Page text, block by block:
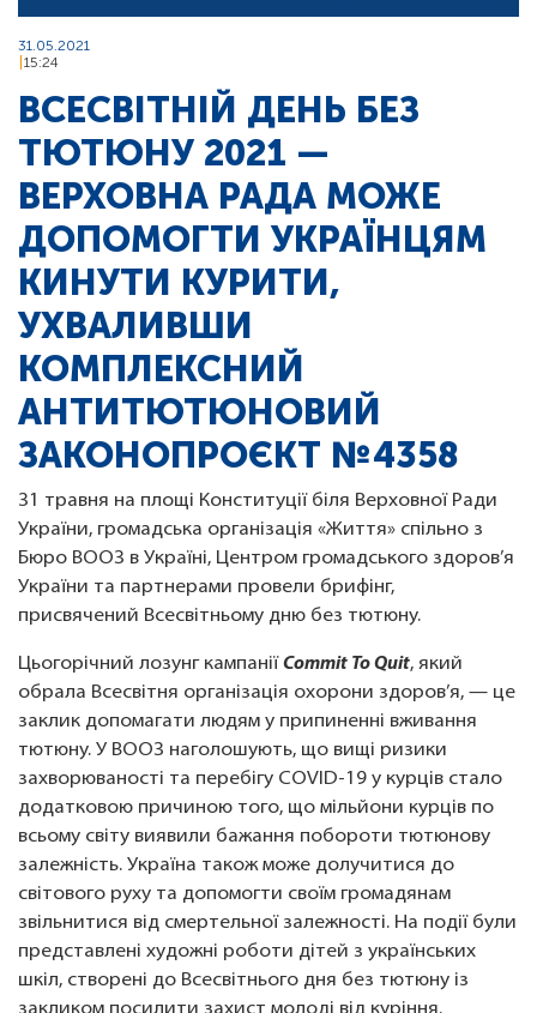
31.05.2021
15:24
ВСЕСВІТНІЙ ДЕНЬ БЕЗ
ТЮТЮНУ 2021 —
ВЕРХОВНА РАДА МОЖЕ
ДОПОМОГТИ УКРАЇНЦЯМ
КИНУТИ КУРИТИ,
УХВАЛИВШИ
КОМПЛЕКСНИЙ
АНТИТЮТЮНОВИЙ
ЗАКОНОПРОЄКТ № 4358
31 травня на площі Конституції біля Верховної Ради
України, громадська організація «Життя» спільно з
Бюро ВООЗ в Україні, Центром громадського здоров’я
України та партнерами провели брифінг,
присвячений Всесвітньому дню без тютюну.
Цьогорічний лозунг кампаніїCommit To Quit, який
обрала Всесвітня організація охорони здоров’я, — це
заклик допомагати людям у припиненні вживання
тютюну. У ВООЗ наголошують, що вищі ризики
захворюваності та перебігу COVID-19 у курців стало
додатковою причиною того, що мільйони курців по
всьому світу виявили бажання побороти тютюнову
залежність. Україна також може долучитися до
світового руху та допомогти своїм громадянам
звільнитися від смертельної залежності. На події були
представлені художні роботи дітей з українських
шкіл, створені до Всесвітнього дня без тютюну із